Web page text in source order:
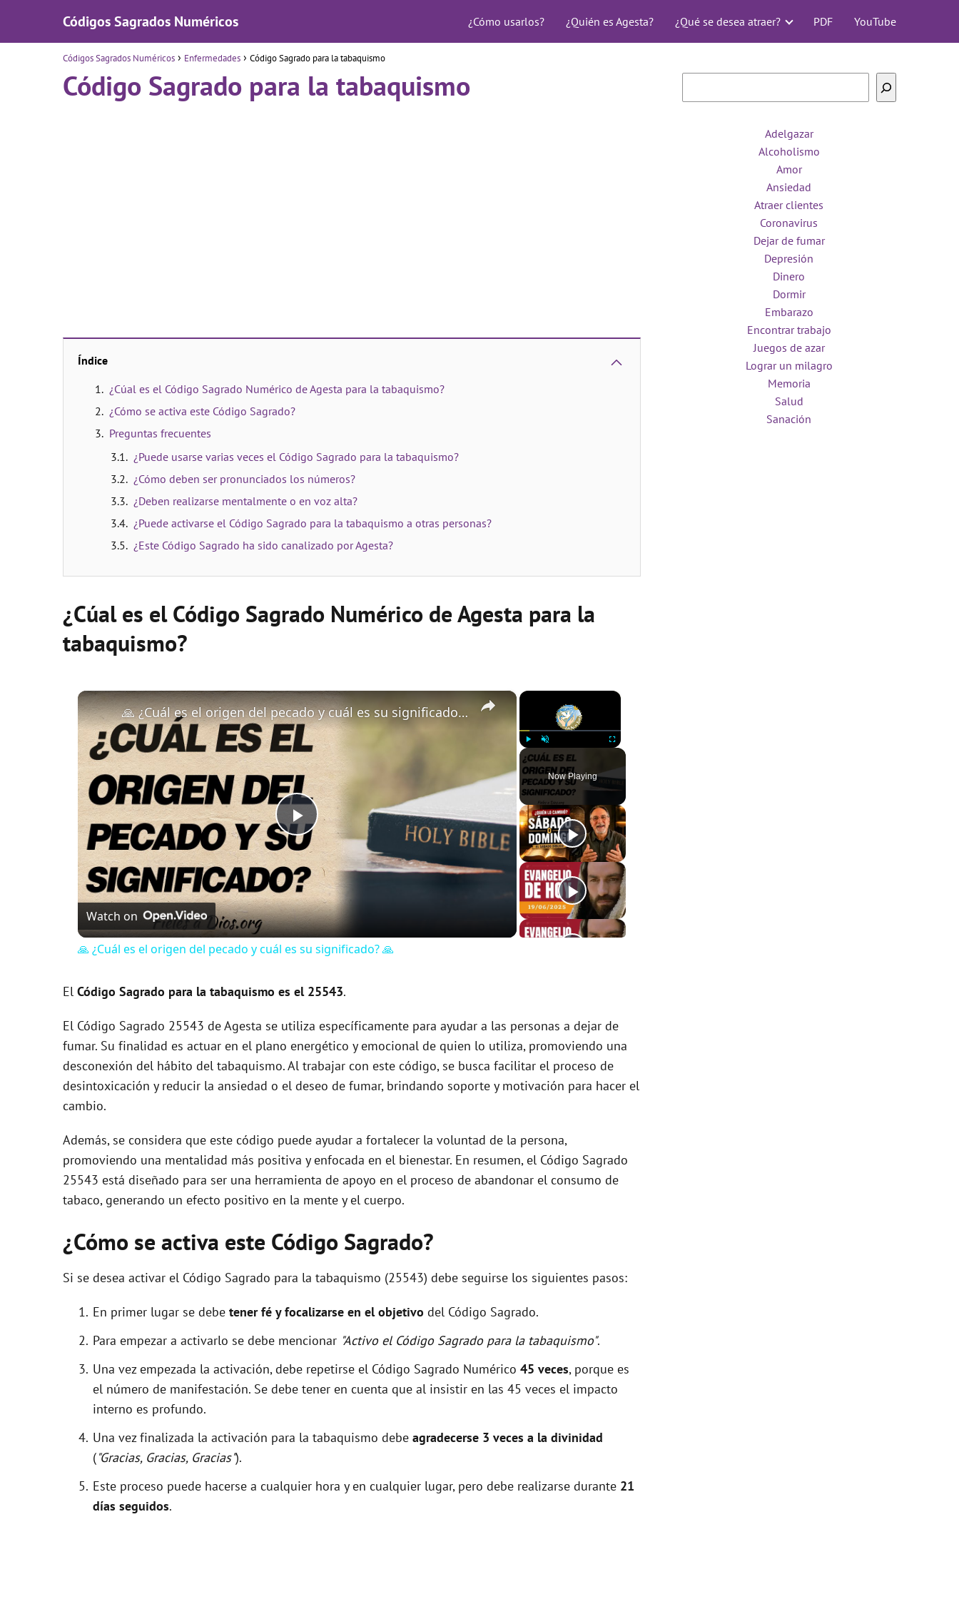
Códigos Sagrados Numéricos ¿Cómo usarlos? ¿Quién es Agesta? ¿Qué se desea atraer? PDF YouTube
Códigos Sagrados Numéricos Enfermedades Código Sagrado para la tabaquismo
Código Sagrado para la tabaquismo
Índice
¿Cúal es el Código Sagrado Numérico de Agesta para la tabaquismo?
¿Cómo se activa este Código Sagrado?
Preguntas frecuentes
¿Puede usarse varias veces el Código Sagrado para la tabaquismo?
¿Cómo deben ser pronunciados los números?
¿Deben realizarse mentalmente o en voz alta?
¿Puede activarse el Código Sagrado para la tabaquismo a otras personas?
¿Este Código Sagrado ha sido canalizado por Agesta?
¿Cúal es el Código Sagrado Numérico de Agesta para la
tabaquismo?
×
Play Unmute Fullscreen
Now Playing
×
P
l
a
i
d
e
o
🙏 ¿Cuál es el origen del pecado y cuál es su significado? 🙏
Watch on
🙏 ¿Cuál es el origen del pecado y cuál es su significado? 🙏
El Código Sagrado para la tabaquismo es el 25543.
El Código Sagrado 25543 de Agesta se utiliza específicamente para ayudar a las personas a dejar de
fumar. Su finalidad es actuar en el plano energético y emocional de quien lo utiliza, promoviendo una
desconexión del hábito del tabaquismo. Al trabajar con este código, se busca facilitar el proceso de
desintoxicación y reducir la ansiedad o el deseo de fumar, brindando soporte y motivación para hacer el
cambio.
Además, se considera que este código puede ayudar a fortalecer la voluntad de la persona,
promoviendo una mentalidad más positiva y enfocada en el bienestar. En resumen, el Código Sagrado
25543 está diseñado para ser una herramienta de apoyo en el proceso de abandonar el consumo de
tabaco, generando un efecto positivo en la mente y el cuerpo.
¿Cómo se activa este Código Sagrado?
Si se desea activar el Código Sagrado para la tabaquismo (25543) debe seguirse los siguientes pasos:
En primer lugar se debe tener fé y focalizarse en el objetivo del Código Sagrado.
Para empezar a activarlo se debe mencionar "Activo el Código Sagrado para la tabaquismo".
Una vez empezada la activación, debe repetirse el Código Sagrado Numérico 45 veces, porque es
el número de manifestación. Se debe tener en cuenta que al insistir en las 45 veces el impacto
interno es profundo.
Una vez finalizada la activación para la tabaquismo debe agradecerse 3 veces a la divinidad
("Gracias, Gracias, Gracias").
Este proceso puede hacerse a cualquier hora y en cualquier lugar, pero debe realizarse durante 21
días seguidos.
Adelgazar
Alcoholismo
Amor
Ansiedad
Atraer clientes
Coronavirus
Dejar de fumar
Depresión
Dinero
Dormir
Embarazo
Encontrar trabajo
Juegos de azar
Lograr un milagro
Memoria
Salud
Sanación